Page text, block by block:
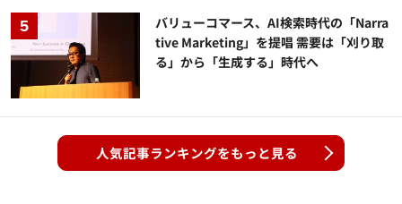
バリューコマース、AI検索時代の「Narra
tive Marketing」を提唱 需要は「刈り取
る」から「生成する」時代へ
人気記事ランキングをもっと見る